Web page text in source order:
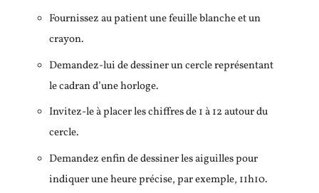
Fournissez au patient une feuille blanche et un
crayon.
Demandez-lui de dessiner un cercle représentant
le cadran d’une horloge.
Invitez-le à placer les chiffres de 1 à 12 autour du
cercle.
Demandez enfin de dessiner les aiguilles pour
indiquer une heure précise, par exemple, 11h10.